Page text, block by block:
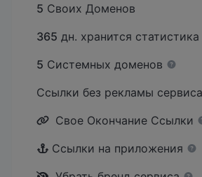
5 Своих Доменов
365 дн. хранится статистика
5 Системных доменов
Ссылки без рекламы сервиса
Свое Окончание Ссылки
Ссылки на приложения